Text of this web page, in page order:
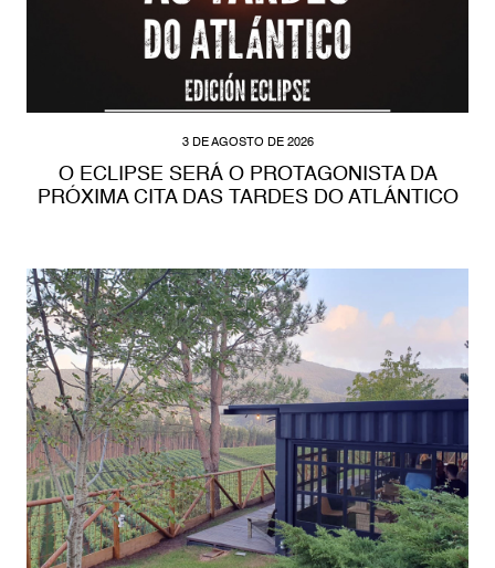
3 DE AGOSTO DE 2026
O ECLIPSE SERÁ O PROTAGONISTA DA
PRÓXIMA CITA DAS TARDES DO ATLÁNTICO